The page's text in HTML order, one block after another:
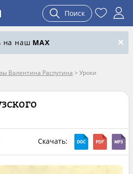
Поиск
на наш MAX
Валентина Распутина > Уроки
Скачать: